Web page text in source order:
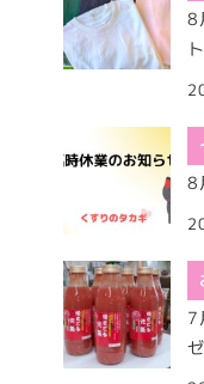
8
8
7